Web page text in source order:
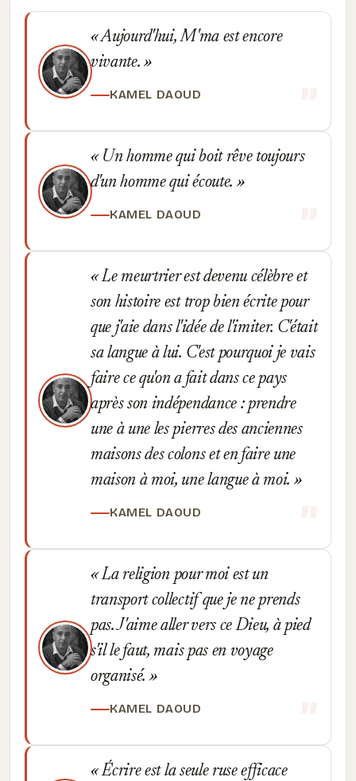
Aujourd'hui, M'ma est encore
vivante.
KAMEL DAOUD
Un homme qui boit rêve toujours
d'un homme qui écoute.
KAMEL DAOUD
Le meurtrier est devenu célèbre et
son histoire est trop bien écrite pour
que j'aie dans l'idée de l'imiter. C'était
sa langue à lui. C'est pourquoi je vais
faire ce qu'on a fait dans ce pays
après son indépendance : prendre
une à une les pierres des anciennes
maisons des colons et en faire une
maison à moi, une langue à moi.
KAMEL DAOUD
La religion pour moi est un
transport collectif que je ne prends
pas. J'aime aller vers ce Dieu, à pied
s'il le faut, mais pas en voyage
organisé.
KAMEL DAOUD
Écrire est la seule ruse efficace